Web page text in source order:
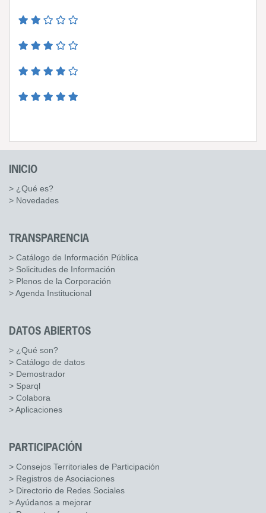
INICIO
> ¿Qué es?
> Novedades
TRANSPARENCIA
> Catálogo de Información Pública
> Solicitudes de Información
> Plenos de la Corporación
> Agenda Institucional
DATOS ABIERTOS
> ¿Qué son?
> Catálogo de datos
> Demostrador
> Sparql
> Colabora
> Aplicaciones
PARTICIPACIÓN
> Consejos Territoriales de Participación
> Registros de Asociaciones
> Directorio de Redes Sociales
> Ayúdanos a mejorar